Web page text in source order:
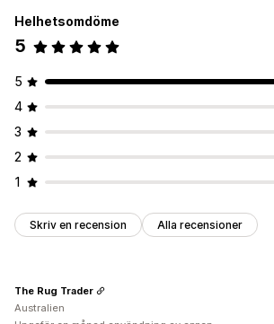
Helhetsomdöme
5
5
4
3
2
1
Skriv en recension Alla recensioner
The Rug Trader
Australien